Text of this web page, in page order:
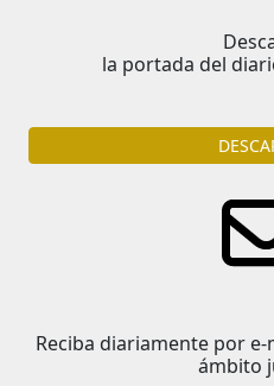
la portada del
Reciba diariamente por
ámbito